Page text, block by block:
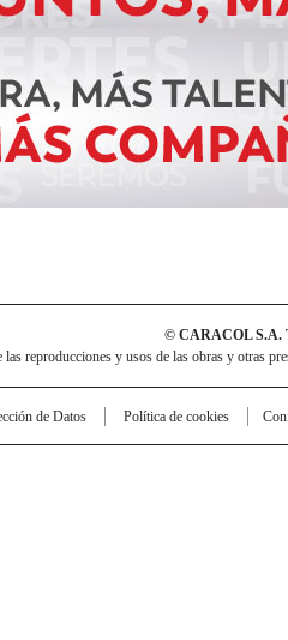
© CARACOL S.A.
reproducciones y usos de las obras y otras
de Datos Política de cookies